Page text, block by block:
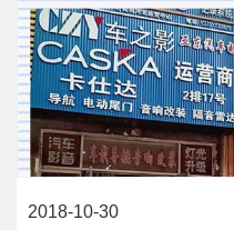
2018-10-30